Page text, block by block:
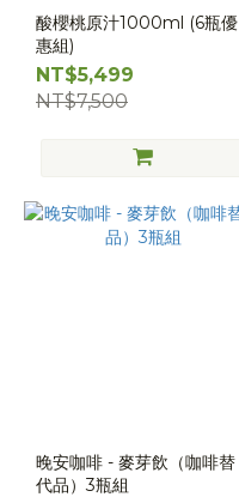
酸櫻桃原汁1000ml (6瓶優
惠組)
NT$5,499
NT$7,500
晚安咖啡 - 麥芽飲（咖啡替
代品）3瓶組